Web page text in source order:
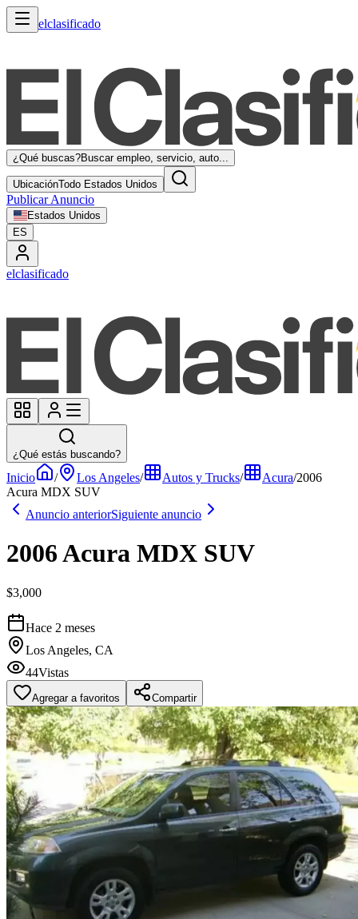
elclasificado
¿Qué buscas?Buscar empleo, servicio, auto...
UbicaciónTodo Estados Unidos
Publicar Anuncio
Estados Unidos
ES
elclasificado
¿Qué estás buscando?
Inicio / Los Angeles/ Autos y Trucks/ Acura/2006
Acura MDX SUV
Anuncio anteriorSiguiente anuncio
2006 Acura MDX SUV
$3,000
Hace 2 meses
Los Angeles, CA
44Vistas
Agregar a favoritos Compartir